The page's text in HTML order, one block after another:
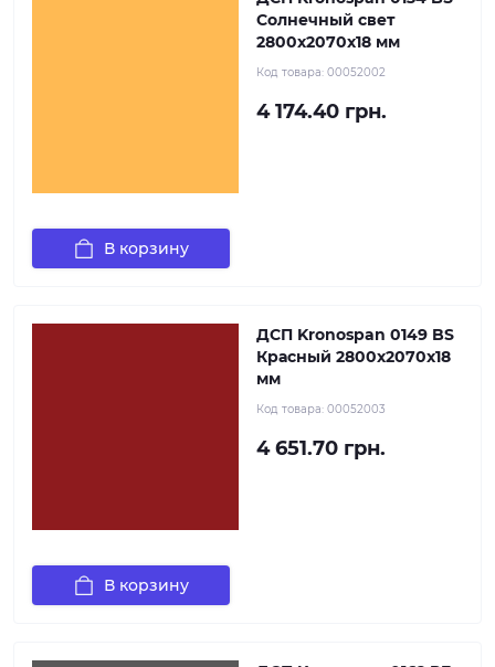
Солнечный свет
2800x2070x18 мм
Код товара: 00052002
4 174.40 грн.
В корзину
ДСП Kronospan 0149 BS
Красный 2800x2070x18
мм
Код товара: 00052003
4 651.70 грн.
В корзину